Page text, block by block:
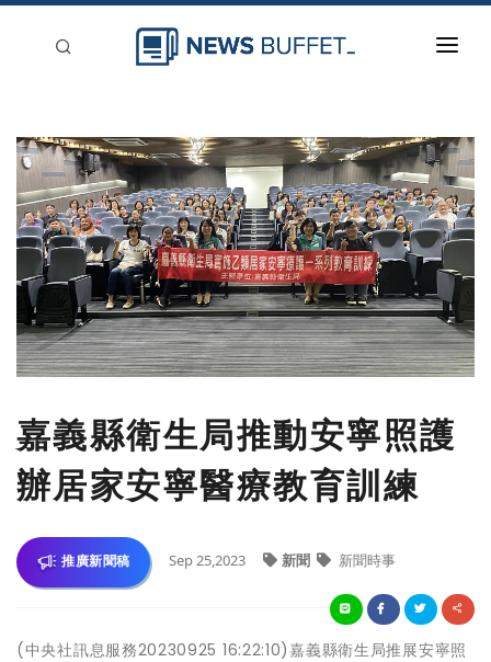
新聞稿分類
登入
刊登
嘉義縣衛生局推動安寧照護
辦居家安寧醫療教育訓練
推廣新聞稿 Sep 25,2023 新聞 新聞時事
(中央社訊息服務20230925 16:22:10)嘉義縣衛生局推展安寧照